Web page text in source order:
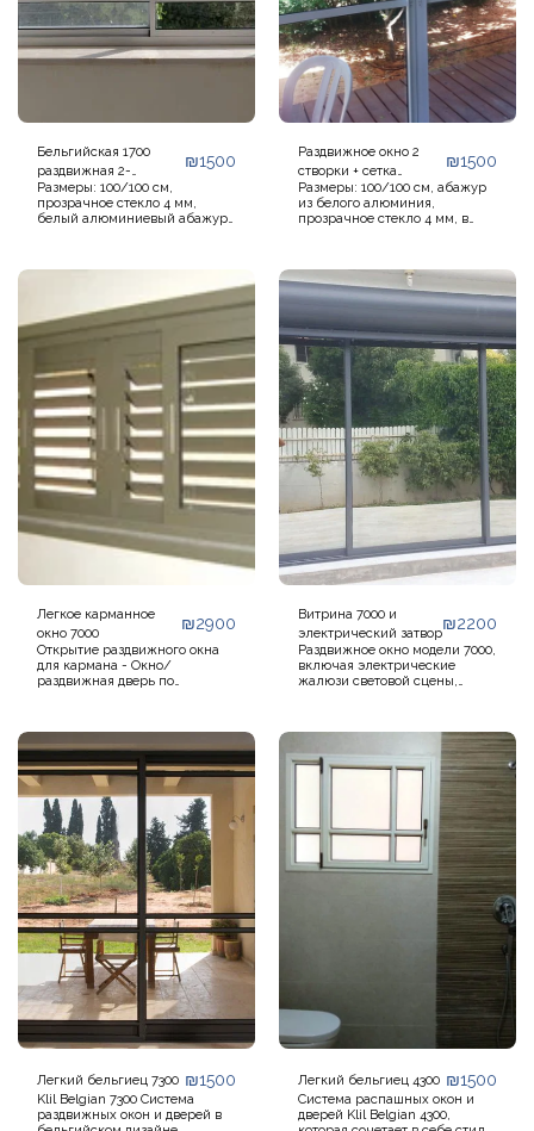
Бельгийская 1700
раздвижная 2-
створчатая,
самостоятельная
сборка
₪1500
Размеры: 100/100 см,
прозрачное стекло 4 мм,
белый алюминиевый абажур,
Дополнительная скидка 5%
при заказе более 5 окон.
Раздвижное окно 2
створки + сетка
модель 7000 для
самостоятельной
сборки
₪1500
Размеры: 100/100 см, абажур
из белого алюминия,
прозрачное стекло 4 мм, в
Окно готово к
самостоятельной установке.
Дополнительная скидка 5%
при заказе более 5 окон.
Легкое карманное
окно 7000
₪2900
Открытие раздвижного окна
для кармана - Окно/
раздвижная дверь по
проникновение света и
воздуха, не мешая движению
и использованию предметов в
помещении. Предназначен
для средних проемов. Вариант
открытия Magical - оба
перемещаются в карман и
открываются на шарнире для
очистки.
Витрина 7000 и
электрический затвор₪2200
Раздвижное окно модели 7000,
включая электрические
жалюзи световой сцены,
внешней коробки жалюзи,
раздвижные двери модели
7000, включая электрические
рольставни, подъемные
алюминиевые рольставни
пеноалюминия
Легкий бельгиец 7300 ₪1500
Klil Belgian 7300 Система
раздвижных окон и дверей в
Легкий бельгиец 4300 ₪1500
Система распашных окон и
дверей Klil Belgian 4300,